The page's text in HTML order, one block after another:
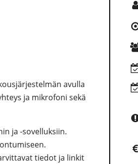
avulla
ja mikrofoni sekä
ja -sovelluksiin.
tiedot ja linkit